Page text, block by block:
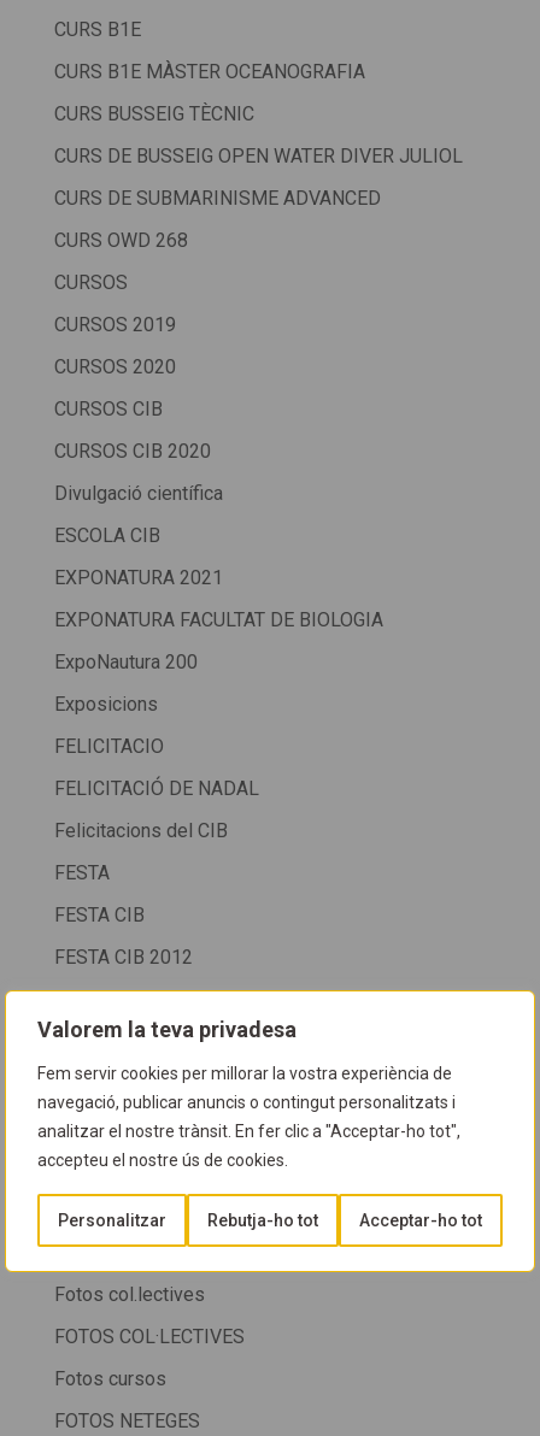
Valorem la teva privadesa
Fem servir cookies per millorar la vostra experiència de
navegació, publicar anuncis o contingut personalitzats i
analitzar el nostre trànsit. En fer clic a "Acceptar-ho tot",
accepteu el nostre ús de cookies.
Personalitzar Rebutja-ho tot Acceptar-ho tot
CURS B1E
CURS B1E MÀSTER OCEANOGRAFIA
CURS BUSSEIG TÈCNIC
CURS DE BUSSEIG OPEN WATER DIVER JULIOL
CURS DE SUBMARINISME ADVANCED
CURS OWD 268
CURSOS
CURSOS 2019
CURSOS 2020
CURSOS CIB
CURSOS CIB 2020
Divulgació científica
ESCOLA CIB
EXPONATURA 2021
EXPONATURA FACULTAT DE BIOLOGIA
ExpoNautura 200
Exposicions
FELICITACIO
FELICITACIÓ DE NADAL
Felicitacions del CIB
FESTA
FESTA CIB
FESTA CIB 2012
FESTA CIB 2013
FESTA CIB 2015
FESTA CIB 2016
FESTA CIB 2025
Fondària
FOTOGRAFIA SUBMARINA
Fotos
Fotos col.lectives
FOTOS COL·LECTIVES
Fotos cursos
FOTOS NETEGES